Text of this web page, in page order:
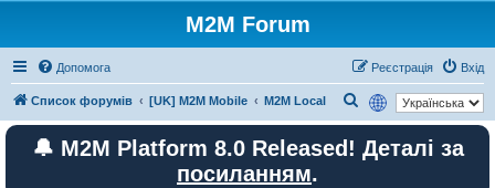
M2M Forum
Допомога Вхід
Реєстрація
Список форумів [UK] M2M Mobile M2M Local
о
ш
🔔 M2M Platform 8.0 Released! Деталі за
посиланням.